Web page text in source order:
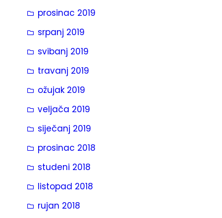
prosinac 2019
srpanj 2019
svibanj 2019
travanj 2019
ožujak 2019
veljača 2019
siječanj 2019
prosinac 2018
studeni 2018
listopad 2018
rujan 2018